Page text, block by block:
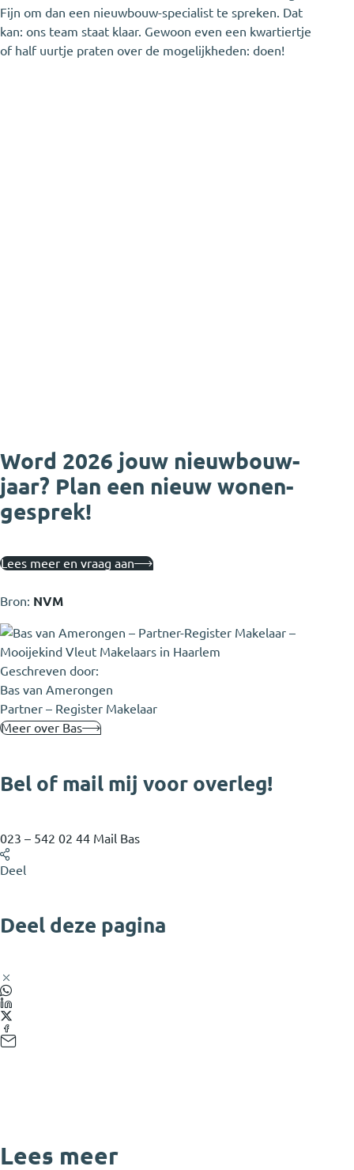
Fijn om dan een nieuwbouw-specialist te spreken. Dat
kan: ons team staat klaar. Gewoon even een kwartiertje
of half uurtje praten over de mogelijkheden: doen!
Word 2026 jouw nieuwbouw-
jaar? Plan een nieuw wonen-
gesprek!
Lees meer en vraag aan
Bron: NVM
Geschreven door:
Bas van Amerongen
Partner – Register Makelaar
Meer over Bas
Bel of mail mij voor overleg!
023 – 542 02 44 Mail Bas
Deel
Deel deze pagina
Lees meer